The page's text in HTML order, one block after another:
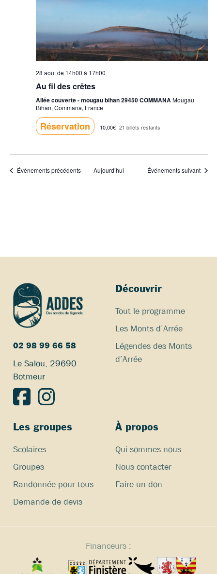
28 août de 14h00 à 17h00
Au fil des crêtes
Allée couverte - mougau bihan 29450 COMMANAMougau
Bihan, Commana, France
Réservation 10,00€ 21 billets restants
Événements précédents Aujourd’hui Événements suivant
02 98 99 66 58
Le Salou, 29690
Botmeur
Découvrir
Tout le programme
Les Monts d’Arrée
Légendes des Monts
d’Arrée
Les groupes
Scolaires
Groupes
Randonnée pour tous
Demande de devis
À propos
Qui sommes nous
Nous contacter
Faire un don
Financeurs :